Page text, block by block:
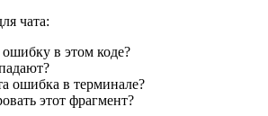
чата:
в этом коде?
ошибка в терминале?
этот фрагмент?